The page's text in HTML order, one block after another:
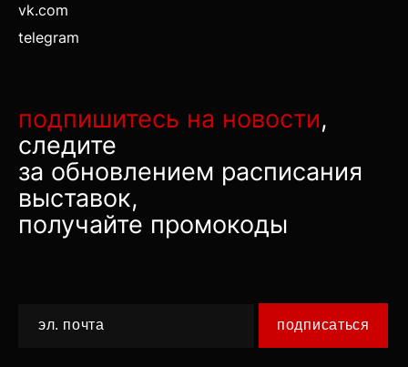
vk.com
telegram
подпишитесь на новости,
следите
за обновлением расписания
выставок,
получайте промокоды
подписаться